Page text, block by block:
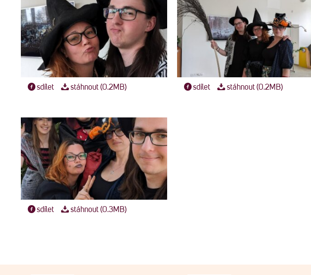
sdílet stáhnout (0.2MB) sdílet stáhnout (0.2MB)
sdílet stáhnout (0.3MB)